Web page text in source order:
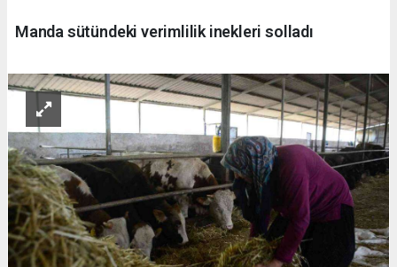
Manda sütündeki verimlilik inekleri solladı